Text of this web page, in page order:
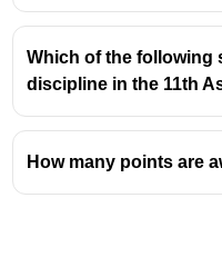
ഗുസ്തിയെ
2019ലെ ഏഷ്യൻ
സ്വർണം
Which of the following
discipline in the 11th
How many points are